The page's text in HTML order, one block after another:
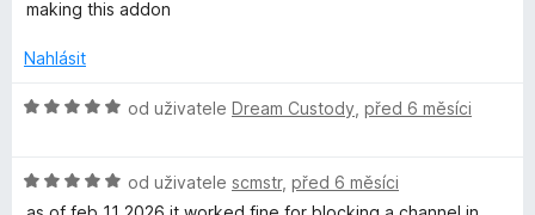
o
e
:
making this addon
Nahlásit
H
n
o
od uživatele Dream Custody před 6 měsíci
H
o
od uživatele scmstr, před 6 měsíci